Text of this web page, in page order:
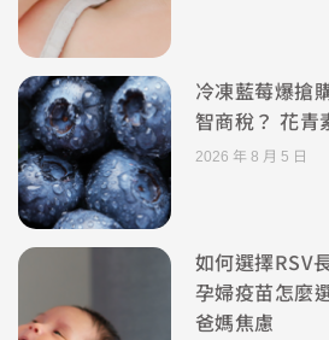
冷凍藍莓爆搶
智商稅？ 花青
2026 年 8 月 5 日
如何選擇RSV
孕婦疫苗怎麼
爸媽焦慮